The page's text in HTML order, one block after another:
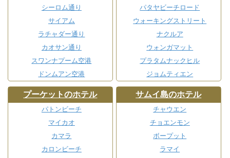
シーロム通り
サイアム
ラチャダー通り
カオサン通り
スワンナプーム空港
ドンムアン空港
パタヤビーチロード
ウォーキングストリート
ナクルア
ウォンガマット
プラタムナックヒル
ジョムティエン
プーケットのホテル
パトンビーチ
マイカオ
カマラ
カロンビーチ
サムイ島のホテル
チャウエン
チョエンモン
ボープット
ラマイ